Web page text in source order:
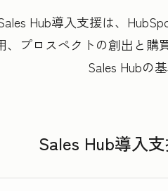
Hub導入支援は、
、プロスペクトの創出と購
Sales Hubの
Sales Hub導入